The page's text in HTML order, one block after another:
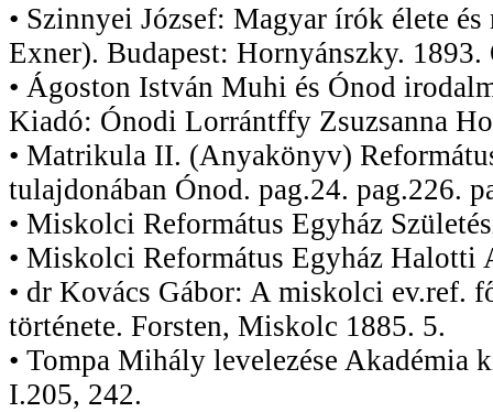
• Szinnyei József: Magyar írók élete
Exner). Budapest: Hornyánszky. 1893.
• Ágoston István Muhi és Ónod
Kiadó: Ónodi Lorrántffy Zsuzsanna
• Matrikula II. (Anyakönyv)
tulajdonában Ónod. pag.24. pag.226.
• Miskolci Református Egyház
• Miskolci Református Egyház Halotti
• dr Kovács Gábor: A miskolci ev.ref.
története. Forsten, Miskolc 1885. 5.
• Tompa Mihály levelezése Akadémia
I.205, 242.